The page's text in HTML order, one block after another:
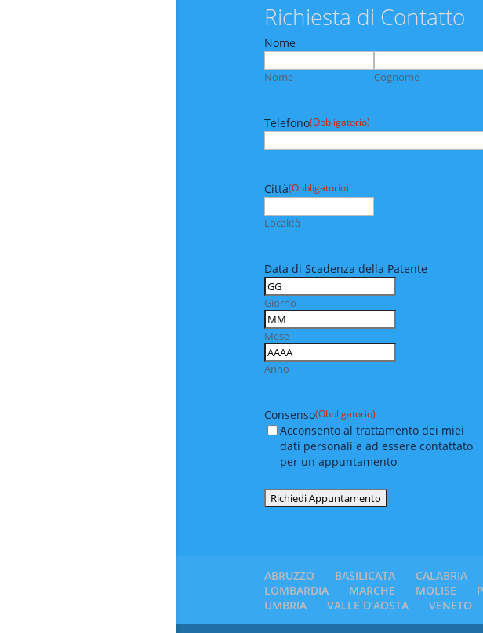
Richiesta di Contatto
Nome
Nome Cognome
Telefono(Obbligatorio)
Città(Obbligatorio)
Località
Data di Scadenza della Patente
Giorno
Mese
Anno
Consenso(Obbligatorio)
Acconsento al trattamento dei miei
dati personali e ad essere contattato
per un appuntamento
ABRUZZO BASILICATA CALABRIA
LOMBARDIA
MARCHE MOLISE
UMBRIA
VALLE D’AOSTA VENETO